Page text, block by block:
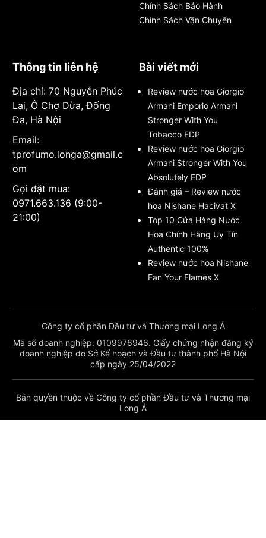
Chính Sách Bảo Hành
Chính Sách Vận Chuyển
Thông tin liên hệ
Địa chỉ: 70 Nguyễn Phúc
Lai, Ô Chợ Dừa, Đống
Đa, Hà Nội
Email:
tprofumo.longa@gmail.c
om
Gọi đặt mua:
0971.663.136 (9:00-
21:00)
Bài viết mới
Review nước hoa Giorgio
Armani Emporio Armani
Stronger With You
Tobacco EDP
Review nước hoa Giorgio
Armani Stronger With You
Absolutely EDP
Đánh giá – Review nước
hoa Nishane Hacivat X
Top 10 Cửa Hàng Nước
Hoa Chính Hãng Uy Tín
Authentic 100%
Review nước hoa Nishane
Fan Your Flames X
Công ty cổ phần Đầu tư và Thương mại Long Á
Mã số doanh nghiệp: 0109976946. Giấy chứng nhận đăng ký
doanh nghiệp do Sở Kế hoạch và Đầu tư thành phố Hà Nội
cấp ngày 25/04/2022
Bản quyền thuộc về Công ty cổ phần Đầu tư và Thương mại
Long Á